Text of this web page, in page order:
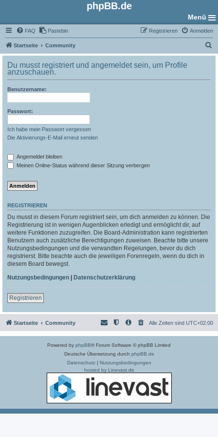
phpBB.de
Menü
FAQ Pastebin Anmelden
Registrieren
Startseite Community
u
Du musst registriert und angemeldet sein, um Profile
anzuschauen.
Benutzername:
Passwort:
Ich habe mein Passwort vergessen
Die Aktivierungs-E-Mail erneut senden
Angemeldet bleiben
Meinen Online-Status während dieser Sitzung verbergen
REGISTRIEREN
Du musst in diesem Forum registriert sein, um dich anmelden zu können. Die
Registrierung ist in wenigen Augenblicken erledigt und ermöglicht dir, auf
weitere Funktionen zuzugreifen. Die Board-Administration kann registrierten
Benutzern auch zusätzliche Berechtigungen zuweisen. Beachte bitte unsere
Nutzungsbedingungen und die verwandten Regelungen, bevor du dich
registrierst. Bitte beachte auch die jeweiligen Forenregeln, wenn du dich in
diesem Board bewegst.
Nutzungsbedingungen | Datenschutzerklärung
Registrieren
Startseite Community Alle Zeiten sind UTC+02:00
Powered by phpBB® Forum Software © phpBB Limited
Deutsche Übersetzung durch phpBB.de
Datenschutz| Nutzungsbedingungen
hosted by Linevast.de